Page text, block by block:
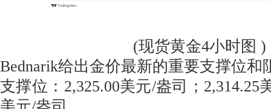
(现货黄金4小时图 )
Bednarik给出金价最新的重要支撑位和
支撑位：2,325.00美元/盎司；2,314.25